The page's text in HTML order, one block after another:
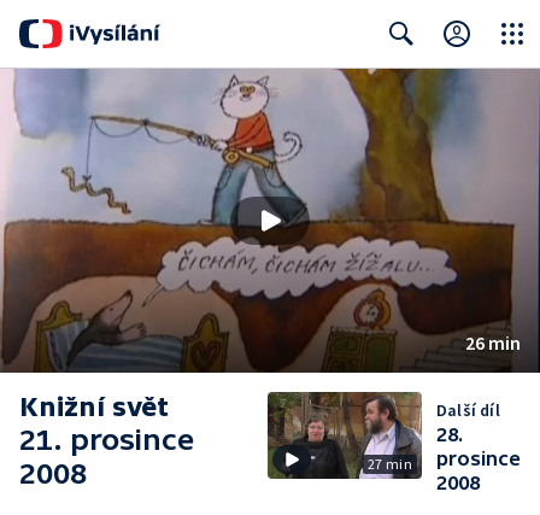
Search
26 min
Knižní svět
21. prosince
2008
27 min
Další díl
28.
prosince
2008